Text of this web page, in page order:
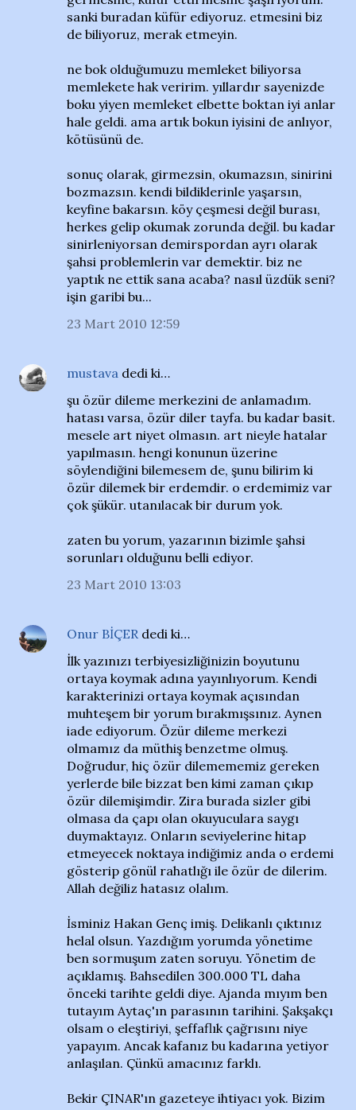
sanki buradan küfür ediyoruz. etmesini biz
de biliyoruz, merak etmeyin.
ne bok olduğumuzu memleket biliyorsa
memlekete hak veririm. yıllardır sayenizde
boku yiyen memleket elbette boktan iyi anlar
hale geldi. ama artık bokun iyisini de anlıyor,
kötüsünü de.
sonuç olarak, girmezsin, okumazsın, sinirini
bozmazsın. kendi bildiklerinle yaşarsın,
keyfine bakarsın. köy çeşmesi değil burası,
herkes gelip okumak zorunda değil. bu kadar
sinirleniyorsan demirspordan ayrı olarak
şahsi problemlerin var demektir. biz ne
yaptık ne ettik sana acaba? nasıl üzdük seni?
işin garibi bu...
23 Mart 2010 12:59
mustava dedi ki…
şu özür dileme merkezini de anlamadım.
hatası varsa, özür diler tayfa. bu kadar basit.
mesele art niyet olmasın. art nieyle hatalar
yapılmasın. hengi konunun üzerine
söylendiğini bilemesem de, şunu bilirim ki
özür dilemek bir erdemdir. o erdemimiz var
çok şükür. utanılacak bir durum yok.
zaten bu yorum, yazarının bizimle şahsi
sorunları olduğunu belli ediyor.
23 Mart 2010 13:03
Onur BİÇER dedi ki…
İlk yazınızı terbiyesizliğinizin boyutunu
ortaya koymak adına yayınlıyorum. Kendi
karakterinizi ortaya koymak açısından
muhteşem bir yorum bırakmışsınız. Aynen
iade ediyorum. Özür dileme merkezi
olmamız da müthiş benzetme olmuş.
Doğrudur, hiç özür dilemememiz gereken
yerlerde bile bizzat ben kimi zaman çıkıp
özür dilemişimdir. Zira burada sizler gibi
olmasa da çapı olan okuyuculara saygı
duymaktayız. Onların seviyelerine hitap
etmeyecek noktaya indiğimiz anda o erdemi
gösterip gönül rahatlığı ile özür de dilerim.
Allah değiliz hatasız olalım.
İsminiz Hakan Genç imiş. Delikanlı çıktınız
helal olsun. Yazdığım yorumda yönetime
ben sormuşum zaten soruyu. Yönetim de
açıklamış. Bahsedilen 300.000 TL daha
önceki tarihte geldi diye. Ajanda mıyım ben
tutayım Aytaç'ın parasının tarihini. Şakşakçı
olsam o eleştiriyi, şeffaflık çağrısını niye
yapayım. Ancak kafanız bu kadarına yetiyor
anlaşılan. Çünkü amacınız farklı.
Bekir ÇINAR'ın gazeteye ihtiyacı yok. Bizim